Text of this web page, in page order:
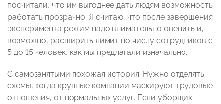
посчитали, что им выгоднее дать людям возможность
работать прозрачно. Я считаю, что после завершения
эксперимента режим надо внимательно оценить и,
возможно, расширить лимит по числу сотрудников с
5 до 15 человек, как мы предлагали изначально.
С самозанятыми похожая история. Нужно отделять
схемы, когда крупные компании маскируют трудовые
отношения, от нормальных услуг. Если уборщик